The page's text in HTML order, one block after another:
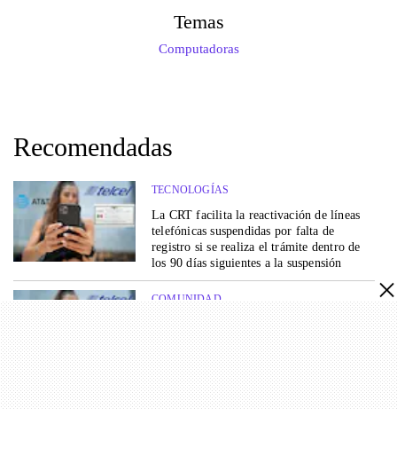
Recomendadas
TECNOLOGÍAS
La CRT facilita la reactivación de líneas
telefónicas suspendidas por falta de
registro si se realiza el trámite dentro de
los 90 días siguientes a la suspensión
COMUNIDAD
La CRT permite recuperar líneas
telefónicas suspendidas por no registrarlas
a tiempo si el trámite se realiza dentro de
los 90 días posteriores a la suspensión
TECNOLOGÍAS
Temas
Computadoras